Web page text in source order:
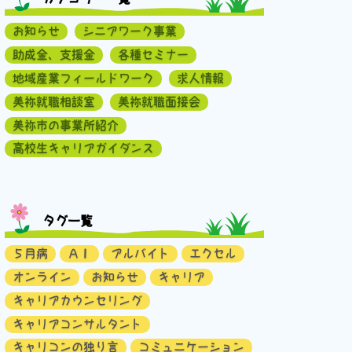
お知らせ
シニアワーク事業
助成金、支援金
各種セミナー
地域産業フィールドワーク
求人情報
美祢就職相談室
美祢就職面接会
美祢市の事業所紹介
高校生キャリアガイダンス
タグ一覧
５月病 ＡＩ アルバイト
エクセル
オンライン
お知らせ
キャリア
キャリアカウンセリング
キャリアコンサルタント
キャリコンの独り言
コミュニケーション